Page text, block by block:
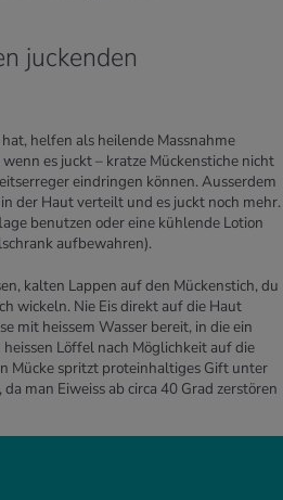
juckenden
helfen als heilende Massnahme
es juckt – kratze Mückenstiche nicht
eindringen können. Ausserdem
der Haut verteilt und es juckt noch mehr.
benutzen oder eine kühlende Lotion
aufbewahren).
kalten Lappen auf den Mückenstich, du
wickeln. Nie Eis direkt auf die Haut
mit heissem Wasser bereit, in die ein
Löffel nach Möglichkeit auf die
Mücke spritzt proteinhaltiges Gift unter
man Eiweiss ab circa 40 Grad zerstören